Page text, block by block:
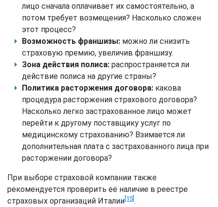
лицо сначала оплачивает их самостоятельно, а
потом требует возмещения? Насколько сложен
этот процесс?
Возможность франшизы: можно ли снизить
страховую премию, увеличив франшизу.
Зона действия полиса: распространяется ли
действие полиса на другие страны?
Политика расторжения договора: какова
процедура расторжения страхового договора?
Насколько легко застрахованное лицо может
перейти к другому поставщику услуг по
медицинскому страхованию? Взимается ли
дополнительная плата с застрахованного лица при
расторжении договора?
При выборе страховой компании также
рекомендуется проверить её наличие в реестре
страховых организаций Италии [15] .